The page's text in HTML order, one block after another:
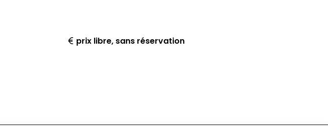
prix libre, sans réservation